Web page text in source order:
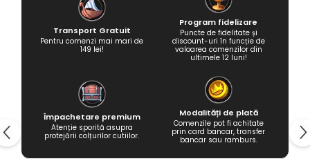
TOATE JOCURILE
Transport Gratuit
Pentru comenzi mai mari de
149 lei!
Program fidelizare
Puncte de fidelitate și
discount-uri în funcție de
valoarea comenzilor din
ultimele 12 luni!
Împachetare premium
Atenție sporită asupra
protejării colțurilor cutiilor.
Modalități de plată
Comenzile pot fi achitate
prin card bancar, transfer
bancar sau ramburs.